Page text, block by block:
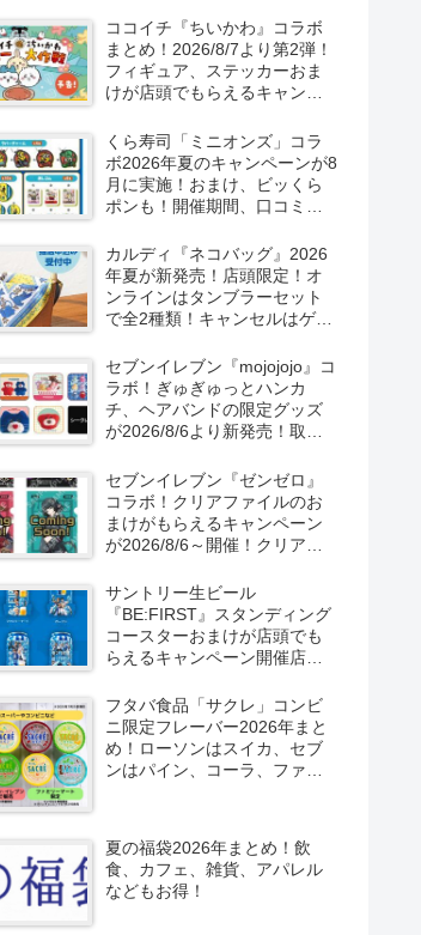
ココイチ『ちいかわ』コラボ
まとめ！2026/8/7より第2弾！
フィギュア、ステッカーおま
けが店頭でもらえるキャンペ
る！
くら寿司「ミニオンズ」コラ
ボ2026年夏のキャンペーンが8
月に実施！おまけ、ビッくら
ポンも！開催期間、口コミ、
カルディ『ネコバッグ』2026
年夏が新発売！店頭限定！オ
ンラインはタンブラーセット
で全2種類！キャンセルはゲリ
セブンイレブン『mojojojo』コ
ラボ！ぎゅぎゅっとハンカ
チ、ヘアバンドの限定グッズ
が2026/8/6より新発売！取扱
セブンイレブン『ゼンゼロ』
コラボ！クリアファイルのお
まけがもらえるキャンペーン
が2026/8/6～開催！クリアカ
売！
サントリー生ビール
『BE:FIRST』スタンディング
コースターおまけが店頭でも
らえるキャンペーン開催店は
定で6種類！見分け方！セブ
ン、ファミマ、ローソン、デ
イリーヤマザキ、ミニストッ
プなどで！クーラーバッグ
フタバ食品「サクレ」コンビ
ニ限定フレーバー2026年まと
め！ローソンはスイカ、セブ
ンはパイン、コーラ、ファミ
夏の福袋2026年まとめ！飲
食、カフェ、雑貨、アパレル
などもお得！